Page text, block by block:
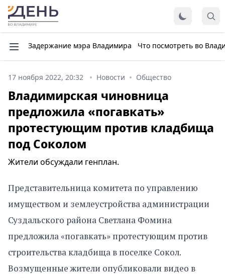
Задержание мэра Владимира Что посмотреть во
17 ноября 2022, 20:32 Новости Общество
Владимирская чиновница
предложила «погавкать»
протестующим против кладбища
под Соколом
Жители обсуждали генплан.
Представительница комитета по управлению
имуществом и землеустройства администрации
Суздальского района Светлана Фомина
предложила «погавкать» протестующим против
строительства кладбища в поселке Сокол.
Возмущенные жители опубликовали видео в